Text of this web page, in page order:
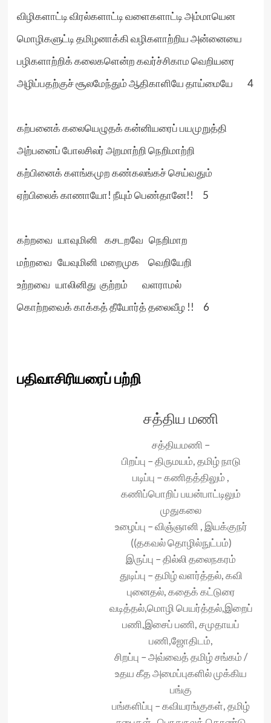
விழிகளாட்டி விரல்களாட்டி வளைகளாட்டி அம்மாயென‌
மொழிகளுட்டி தமிழனாக்கி வழிகளாற்றிய‌ அன்னையை
பழிகளாற்றிக் கலைகளென்ற‌ கவர்ச்சிகாம வெறியரை
அழிப்பதற்குச் சூலமேந்தும் ஆதிகாளியே தாய்மையே 4
கற்பனைக் கலையெழுதக் கன்னியரைப் பயமுறுத்தி
அற்பனைப் போலசிலர் அறமாற்றி நெறிமாற்றி
கற்பினைக் களங்கமுற கண்கலங்கச் செய்வதும்
ஏற்பிலைக் காணாயோ! நீயும் பெண்தானே!! 5
கற்றவை யாவுமினி கசடறவே நெறிமாற‌
மற்றவை யேவுமினி மறைமுக வெறியேறி
உற்றவை யாலினிது குற்றம் வளராமல்
கொற்றவைக் காக்கத் தீயோர்த் தலைவீழ‌ !! 6
பதிவாசிரியரைப் பற்றி
சத்திய மணி
சத்தியமணி –
பிறப்பு – திருமயம், தமிழ் நாடு
படிப்பு – கணிதத்திலும் ,
கணிப்பொறிப் பயன்பாட்டிலும்
முதுகலை
உழைப்பு – விஞ்ஞானி , இயக்குநர்
((தகவல் தொழில்நுட்பம்)
இருப்பு – தில்லி தலைநகரம்
துடிப்பு – தமிழ் வளர்த்தல், கவி
புனைதல், கதைக் கட்டுரை
வடித்தல்,மொழி பெயர்த்தல்,இறைப்
பணி,இசைப் பணி, சமுதாயப்
பணி,ஜோதிடம்,
சிறப்பு – அவ்வைத் தமிழ் சங்கம் /
உதய கீத அமைப்புகளில் முக்கிய
பங்கு
பங்களிப்பு – கவியரங்குகள், தமிழ்